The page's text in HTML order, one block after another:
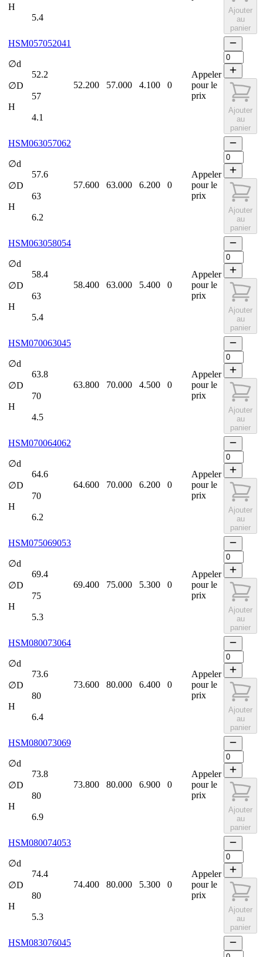
H
5.4
Ajouter
au
panier
HSM057052041
∅d
52.2
∅D
57
H
4.1
52.200 57.000 4.100 0
Appeler
pour le
prix
Ajouter
au
panier
HSM063057062
∅d
57.6
∅D
63
H
6.2
57.600 63.000 6.200 0
Appeler
pour le
prix
Ajouter
au
panier
HSM063058054
∅d
58.4
∅D
63
H
5.4
58.400 63.000 5.400 0
Appeler
pour le
prix
Ajouter
au
panier
HSM070063045
∅d
63.8
∅D
70
H
4.5
63.800 70.000 4.500 0
Appeler
pour le
prix
Ajouter
au
panier
HSM070064062
∅d
64.6
∅D
70
H
6.2
64.600 70.000 6.200 0
Appeler
pour le
prix
Ajouter
au
panier
HSM075069053
∅d
69.4
∅D
75
H
5.3
69.400 75.000 5.300 0
Appeler
pour le
prix
Ajouter
au
panier
HSM080073064
∅d
73.6
∅D
80
H
6.4
73.600 80.000 6.400 0
Appeler
pour le
prix
Ajouter
au
panier
HSM080073069
∅d
73.8
∅D
80
H
6.9
73.800 80.000 6.900 0
Appeler
pour le
prix
Ajouter
au
panier
HSM080074053
∅d
74.4
∅D
80
H
5.3
74.400 80.000 5.300 0
Appeler
pour le
prix
Ajouter
au
panier
HSM083076045